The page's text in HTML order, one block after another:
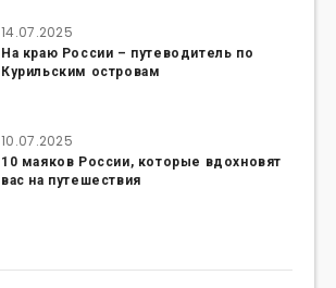
14.07.2025
На краю России – путеводитель по
Курильским островам
10.07.2025
10 маяков России, которые вдохновят
вас на путешествия